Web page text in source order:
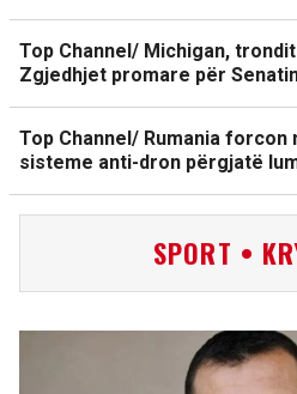
Top Channel/ Michigan,
Zgjedhjet promare për
Top Channel/ Rumania
sisteme anti-dron përgjatë
SPORT •